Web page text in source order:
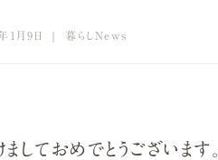
1月9日 暮らしNews
しておめでとうございます。